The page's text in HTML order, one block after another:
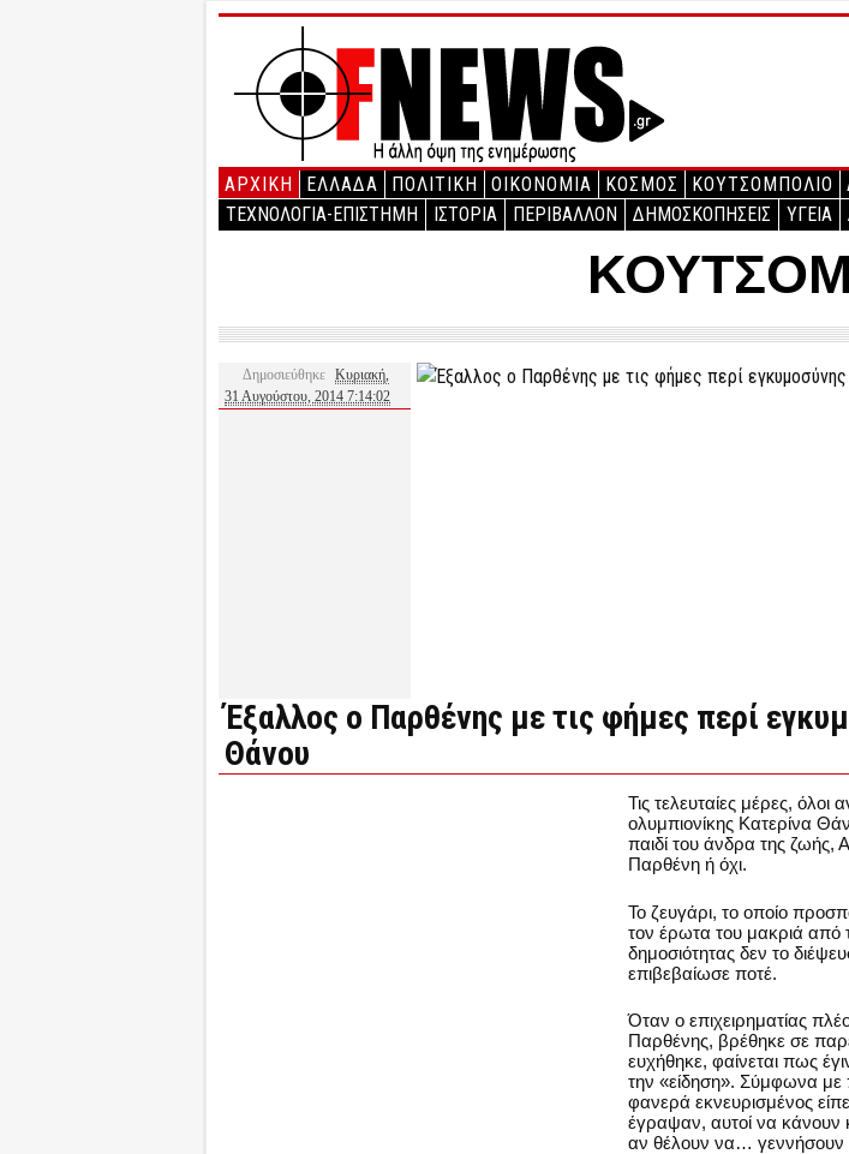
ΑΡΧΙΚΉ ΕΛΛΑΔΑ ΠΟΛΙΤΙΚΗ ΟΙΚΟΝΟΜΙΑ ΚΟΣΜΟΣ ΚΟΥΤΣΟΜΠΟΛΙΟ
ΤΕΧΝΟΛΟΓΙΑ-ΕΠΙΣΤΗΜΗ
ΙΣΤΟΡΙΑ ΠΕΡΙΒΑΛΛΟΝ ΔΗΜΟΣΚΟΠΗΣΕΙΣ ΥΓΕΙΑ
Δημοσιεύθηκε Κυριακή,
31 Αυγούστου, 2014 7:14:02
Έξαλλος ο Παρθένης με τις φήμες περί
Θάνου
Τις τελευταίες μέρες, όλοι
ολυμπιονίκης Κατερίνα
παιδί του άνδρα της ζωής,
Παρθένη ή όχι.
Το ζευγάρι, το οποίο
τον έρωτα του μακριά από
δημοσιότητας δεν το
επιβεβαίωσε ποτέ.
Όταν ο επιχειρηματίας
Παρθένης, βρέθηκε σε
ευχήθηκε, φαίνεται πως
την «είδηση». Σύμφωνα με
φανερά εκνευρισμένος
έγραψαν, αυτοί να κάνουν
αν θέλουν να… γεννήσουν